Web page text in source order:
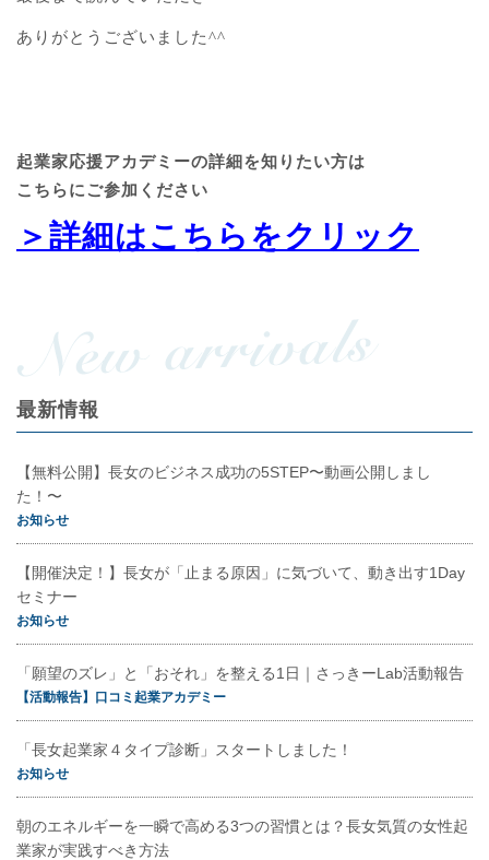
ありがとうございました^^
起業家応援アカデミーの詳細を知りたい方は
こちらにご参加ください
＞詳細はこちらをクリック
最新情報
【無料公開】長女のビジネス成功の5STEP〜動画公開しまし
た！〜
お知らせ
【開催決定！】長女が「止まる原因」に気づいて、動き出す1Day
セミナー
お知らせ
「願望のズレ」と「おそれ」を整える1日｜さっきーLab活動報告
【活動報告】口コミ起業アカデミー
「長女起業家４タイプ診断」スタートしました！
お知らせ
朝のエネルギーを一瞬で高める3つの習慣とは？長女気質の女性起
業家が実践すべき方法